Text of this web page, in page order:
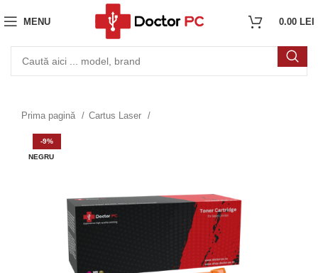
MENU 0.00 LEI
Prima pagină Cartus Laser
-9%
NEGRU